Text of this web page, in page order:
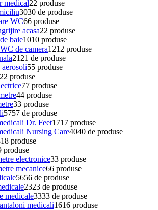
medical22 produse
3030 de produse
WC66 produse
acasa22 produse
baie1010 produse
de camera1212 produse
21 21 de produse
55 produse
22 produse
77 produse
44 produse
33 produse
5757 de produse
Dr. Feet1717 produse
Nursing Care4040 de produse
18 produse
produse
electronice33 produse
mecanice66 produse
5656 de produse
2323 de produse
medicale3333 de produse
medicali1616 produse